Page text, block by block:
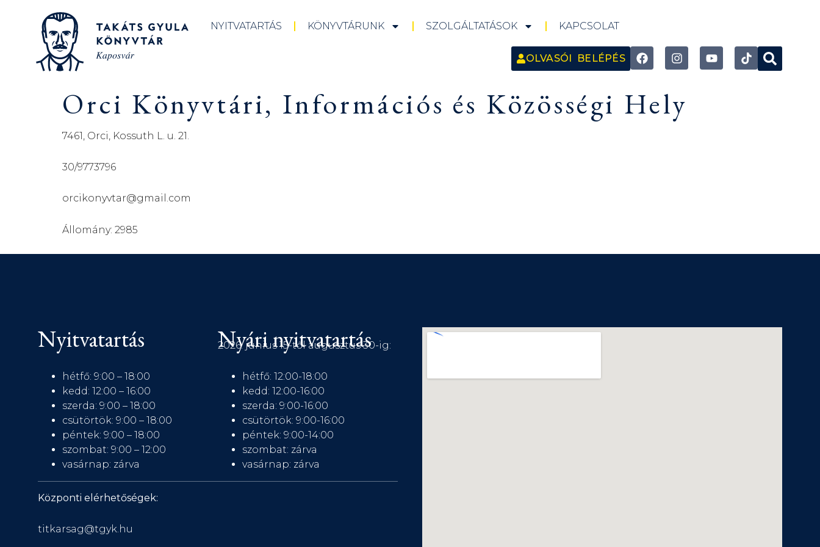
NYITVATARTÁS KÖNYVTÁRUNK SZOLGÁLTATÁSOK KAPCSOLAT
OLVASÓI BELÉPÉS
Orci Könyvtári, Információs és Közösségi Hely
7461, Orci, Kossuth L. u. 21.
30/9773796
orcikonyvtar@gmail.com
Állomány: 2985
Nyitvatartás
hétfő: 9:00 – 18:00
kedd: 12:00 – 16:00
szerda: 9:00 – 18:00
csütörtök: 9:00 – 18:00
péntek: 9:00 – 18:00
szombat: 9:00 – 12:00
vasárnap: zárva
Nyári nyitvatartás
2026. június 15-től augusztus 30-ig:
hétfő: 12:00-18:00
kedd: 12:00-16:00
szerda: 9:00-16:00
csütörtök: 9:00-16:00
péntek: 9:00-14:00
szombat: zárva
vasárnap: zárva
Központi elérhetőségek:
titkarsag@tgyk.hu